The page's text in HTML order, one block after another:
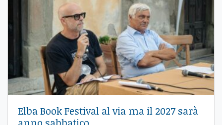
Elba Book Festival al via ma il 2027 sarà